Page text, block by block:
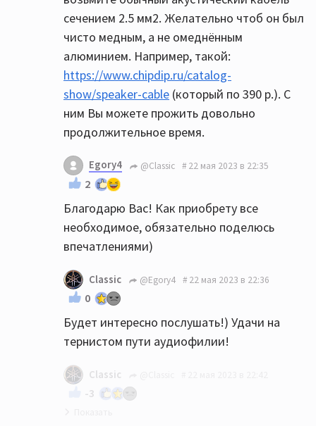
сечением 2.5 мм2. Желательно чтоб он был
чисто медным, а не омеднённым
алюминием. Например, такой:
https://www.chipdip.ru/catalog-
show/speaker-cable (который по 390 р.). С
ним Вы можете прожить довольно
продолжительное время.
Egory4 @Classic 22 мая 2023 в 22:35
2
Благодарю Вас! Как приобрету все
необходимое, обязательно поделюсь
впечатлениями)
Classic @Egory4 22 мая 2023 в 22:36
0
Будет интересно послушать!) Удачи на
тернистом пути аудиофилии!
Classic
-3